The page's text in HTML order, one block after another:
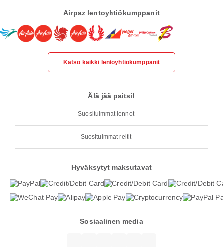
Airpaz lentoyhtiökumppanit
Katso kaikki lentoyhtiökumppanit
Älä jää paitsi!
Suosituimmat lennot
Suosituimmat reitit
Hyväksytyt maksutavat
Sosiaalinen media